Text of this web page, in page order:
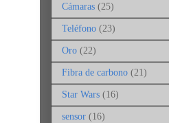
Cámaras (25)
Teléfono (23)
Oro (22)
Fibra de carbono (21)
Star Wars (16)
sensor (16)